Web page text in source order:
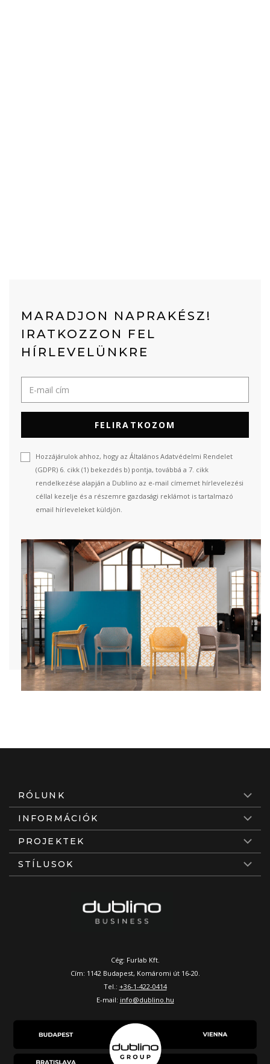
MARADJON NAPRAKÉSZ!
IRATKOZZON FEL
HÍRLEVELÜNKRE
FELIRATKOZOM
Hozzájárulok ahhoz, hogy az Általános Adatvédelmi Rendelet
(GDPR) 6. cikk (1) bekezdés b) pontja, továbbá a 7. cikk
rendelkezése alapján a Dublino az e-mail címemet hírlevelezési
céllal kezelje és a részemre gazdasági reklámot is tartalmazó
email hírleveleket küldjön.
RÓLUNK
INFORMÁCIÓK
PROJEKTEK
STÍLUSOK
Cég: Furlab Kft.
Cím: 1142 Budapest, Komáromi út 16-20.
Tel.: +36-1-422-0414
E-mail: info@dublino.hu